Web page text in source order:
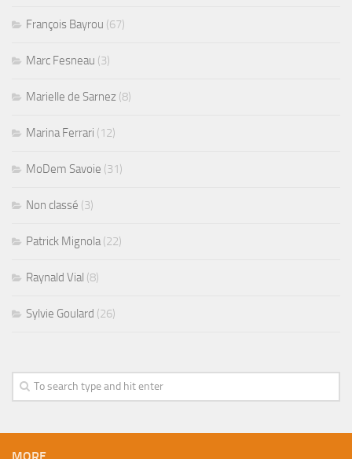
François Bayrou (67)
Marc Fesneau (3)
Marielle de Sarnez (8)
Marina Ferrari (12)
MoDem Savoie (31)
Non classé (3)
Patrick Mignola(22)
Raynald Vial (8)
Sylvie Goulard (26)